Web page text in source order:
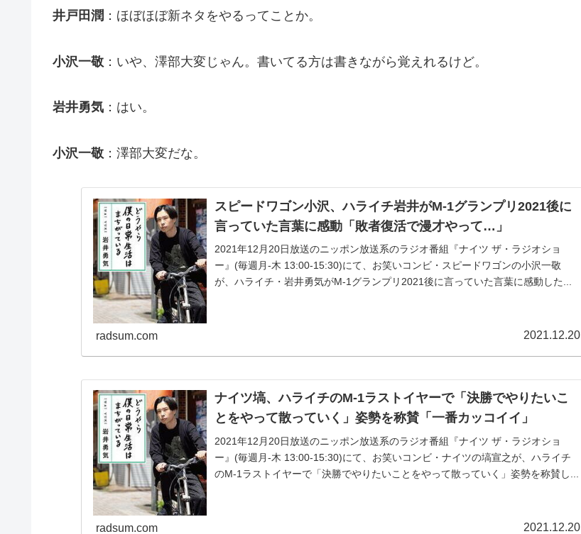
井戸田潤 ：ほぼほぼ新ネタをやるってことか。
小沢一敬 ：いや、澤部大変じゃん。書いてる方は書きながら覚えれるけど。
岩井勇気 ：はい。
小沢一敬 ：澤部大変だな。
スピードワゴン小沢、ハライチ岩井がM-1グランプリ2021後に
言っていた言葉に感動「敗者復活で漫才やって…」
2021年12月20日放送のニッポン放送系のラジオ番組『ナイツ ザ・ラジオショ
ー』(毎週月-木 13:00-15:30)にて、お笑いコンビ・スピードワゴンの小沢一敬
が、ハライチ・岩井勇気がM-1グランプリ2021後に言っていた言葉に感動した...
radsum.com 2021.12.20
ナイツ塙、ハライチのM-1ラストイヤーで「決勝でやりたいこ
とをやって散っていく」姿勢を称賛「一番カッコイイ」
2021年12月20日放送のニッポン放送系のラジオ番組『ナイツ ザ・ラジオショ
ー』(毎週月-木 13:00-15:30)にて、お笑いコンビ・ナイツの塙宣之が、ハライチ
のM-1ラストイヤーで「決勝でやりたいことをやって散っていく」姿勢を称賛し...
radsum.com 2021.12.20